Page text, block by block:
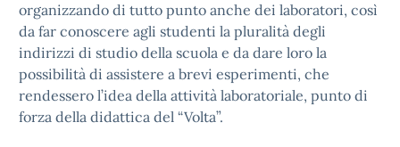
organizzando di tutto punto anche dei laboratori, così
da far conoscere agli studenti la pluralità degli
indirizzi di studio della scuola e da dare loro la
possibilità di assistere a brevi esperimenti, che
rendessero l’idea della attività laboratoriale, punto di
forza della didattica del “Volta”.